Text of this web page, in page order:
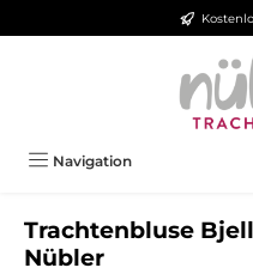
Zum Hauptinhalt springen
Navigation
Trachtenbluse
Nübler